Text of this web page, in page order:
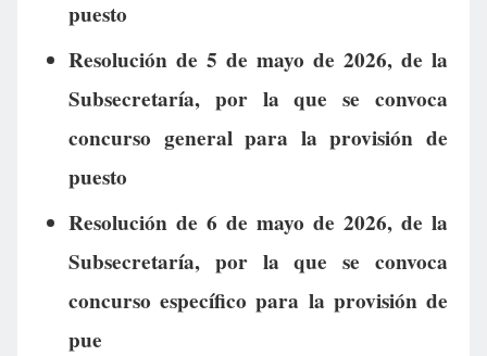
puesto
Resolución de 5 de mayo de 2026, de la
Subsecretaría, por la que se convoca
concurso general para la provisión de
puesto
Resolución de 6 de mayo de 2026, de la
Subsecretaría, por la que se convoca
concurso específico para la provisión de
pue